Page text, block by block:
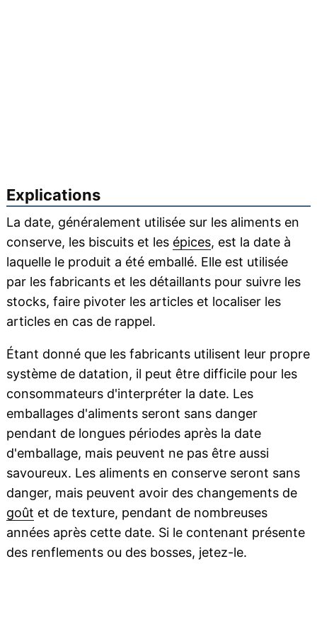
Explications
La date, généralement utilisée sur les aliments en
conserve, les biscuits et les épices, est la date à
laquelle le produit a été emballé. Elle est utilisée
par les fabricants et les détaillants pour suivre les
stocks, faire pivoter les articles et localiser les
articles en cas de rappel.
Étant donné que les fabricants utilisent leur propre
système de datation, il peut être difficile pour les
consommateurs d'interpréter la date. Les
emballages d'aliments seront sans danger
pendant de longues périodes après la date
d'emballage, mais peuvent ne pas être aussi
savoureux. Les aliments en conserve seront sans
danger, mais peuvent avoir des changements de
goût et de texture, pendant de nombreuses
années après cette date. Si le contenant présente
des renflements ou des bosses, jetez-le.